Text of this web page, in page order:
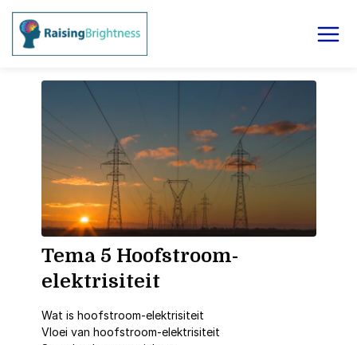
Tema 5 Hoofstroom-
elektrisiteit
Wat is hoofstroom-elektrisiteit
Vloei van hoofstroom-elektrisiteit